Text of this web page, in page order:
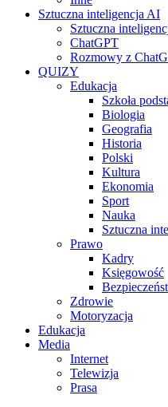
Sztuczna inteligencja AI
Sztuczna
ChatGPT
Rozmowy z
QUIZY
Edukacja
Szkoła
Biologia
Geografia
Historia
Polski
Kultura
Ekonomia
Sport
Nauka
Sztuczna
Prawo
Kadry
Księgowość
Zdrowie
Motoryzacja
Edukacja
Media
Internet
Telewizja
Prasa